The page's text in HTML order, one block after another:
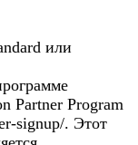
или
Partner Program
signup/. Этот